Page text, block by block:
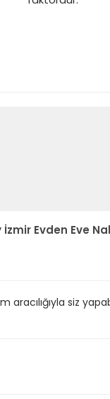
Evden Eve
aracılığıyla siz